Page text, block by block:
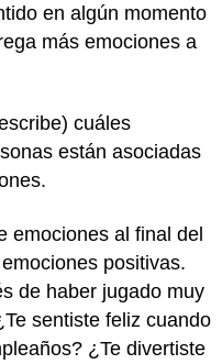
en algún momento
más emociones a
cuáles
están asociadas
emociones al final del
positivas.
de haber jugado muy
sentiste feliz cuando
¿Te divertiste